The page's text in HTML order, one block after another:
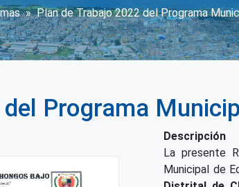
enlaces de
Plan de Trabajo 2022 del Programa
Programa
Descripción
La presente
Municipal de